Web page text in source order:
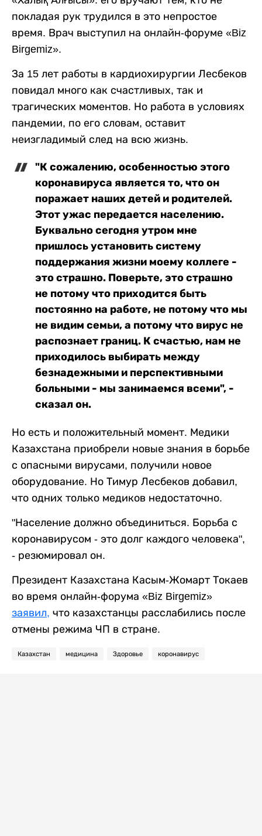
покладая рук трудился в это непростое
время. Врач выступил на онлайн-форуме «Biz
Birgemiz».
За 15 лет работы в кардиохирургии Лесбеков
повидал много как счастливых, так и
трагических моментов. Но работа в условиях
пандемии, по его словам, оставит
неизгладимый след на всю жизнь.
"К сожалению, особенностью этого
коронавируса является то, что он
поражает наших детей и родителей.
Этот ужас передается населению.
Буквально сегодня утром мне
пришлось установить систему
поддержания жизни моему коллеге -
это страшно. Поверьте, это страшно
не потому что приходится быть
постоянно на работе, не потому что мы
не видим семьи, а потому что вирус не
распознает границ. К счастью, нам не
приходилось выбирать между
безнадежными и перспективными
больными - мы занимаемся всеми", -
сказал он.
Но есть и положительный момент. Медики
Казахстана приобрели новые знания в борьбе
с опасными вирусами, получили новое
оборудование. Но Тимур Лесбеков добавил,
что одних только медиков недостаточно.
"Население должно объединиться. Борьба с
коронавирусом - это долг каждого человека",
- резюмировал он.
Президент Казахстана Касым-Жомарт Токаев
во время онлайн-форума «Biz Birgemiz»
заявил, что казахстанцы расслабились после
отмены режима ЧП в стране.
Казахстан медицина Здоровье коронавирус